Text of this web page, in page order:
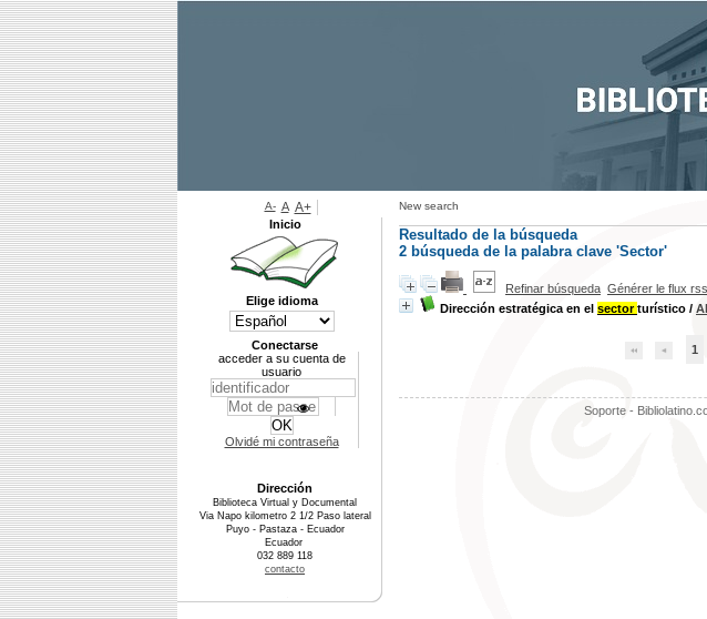
New search
Resultado de la búsqueda
2 búsqueda de la palabra clave 'Sector'
Refinar búsqueda Générer le flux
Dirección estratégica en el sectorturístico /
1
Soporte -
A- A A+
Inicio
Elige idioma
Conectarse
acceder a su cuenta de
usuario
Olvidé mi contraseña
Dirección
Biblioteca Virtual y Documental
Via Napo kilometro 2 1/2 Paso lateral
Puyo - Pastaza - Ecuador
Ecuador
032 889 118
contacto